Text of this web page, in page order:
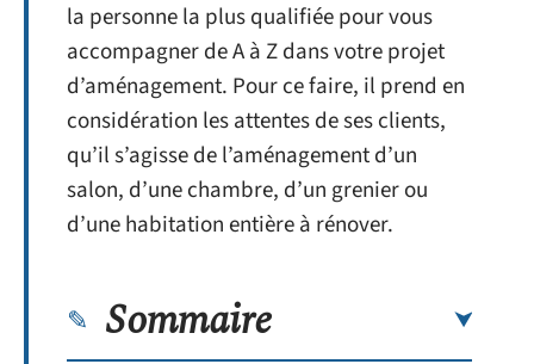
la personne la plus qualifiée pour vous
accompagner de A à Z dans votre projet
d’aménagement. Pour ce faire, il prend en
considération les attentes de ses clients,
qu’il s’agisse de l’aménagement d’un
salon, d’une chambre, d’un grenier ou
d’une habitation entière à rénover.
Sommaire